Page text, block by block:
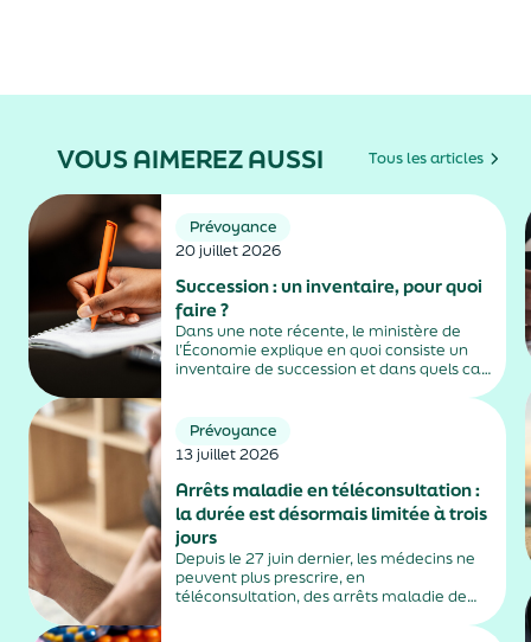
VOUS AIMEREZ AUSSI Tous les articles
Prévoyance
20 juillet 2026
Succession : un inventaire, pour quoi
faire ?
Dans une note récente, le ministère de
l’Économie explique en quoi consiste un
inventaire de succession et dans quels cas
Prévoyance
13 juillet 2026
Arrêts maladie en téléconsultation :
la durée est désormais limitée à trois
jours
Depuis le 27 juin dernier, les médecins ne
peuvent plus prescrire, en
téléconsultation, des arrêts maladie de